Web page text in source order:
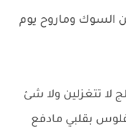
السوك وماروح يوم
لا تتغزلين ولا شئ
بقلبي مادفع